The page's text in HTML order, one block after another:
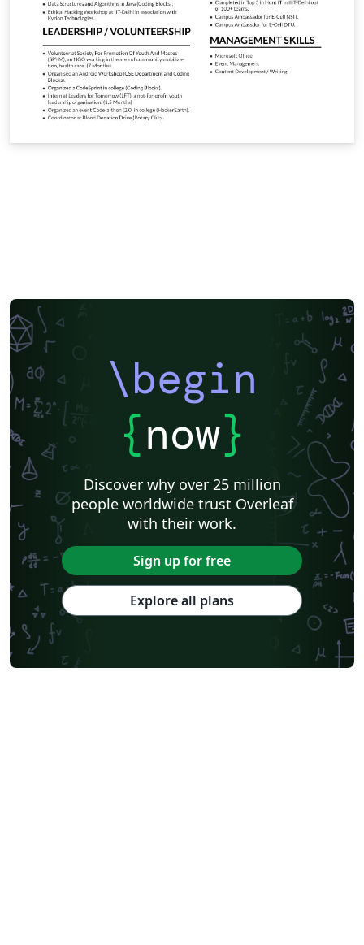
\begin
{now}
Discover why over 25 million
people worldwide trust Overleaf
with their work.
Sign up for free
Explore all plans